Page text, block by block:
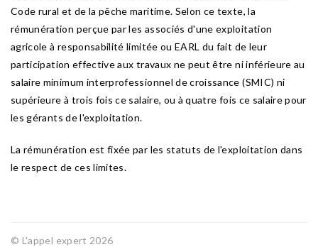
Code rural et de la pêche maritime. Selon ce texte, la
rémunération perçue par les associés d'une exploitation
agricole à responsabilité limitée ou EARL du fait de leur
participation effective aux travaux ne peut être ni inférieure au
salaire minimum interprofessionnel de croissance (SMIC) ni
supérieure à trois fois ce salaire, ou à quatre fois ce salaire pour
les gérants de l'exploitation.
La rémunération est fixée par les statuts de l'exploitation dans
le respect de ces limites.
© L'appel expert 2026